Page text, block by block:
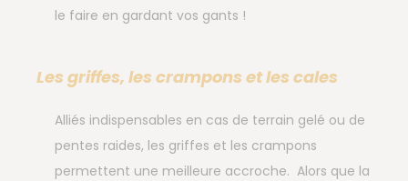
le faire en gardant vos gants !
Les griffes, les crampons et les cales
Alliés indispensables en cas de terrain gelé ou de
pentes raides, les griffes et les crampons
permettent une meilleure accroche. Alors que la